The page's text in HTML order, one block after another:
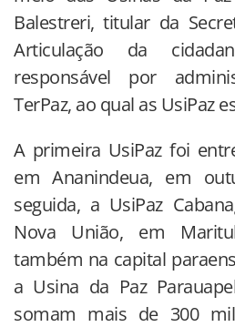
Balestreri, titular da
Articulação da
responsável por
TerPaz, ao qual as UsiPaz
A primeira UsiPaz foi
em Ananindeua, em
seguida, a UsiPaz
Nova União, em
também na capital
a Usina da Paz
somam mais de 300